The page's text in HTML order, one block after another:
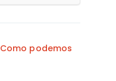
Como podemos